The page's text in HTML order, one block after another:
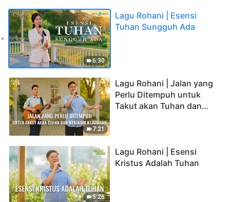
6:30
Lagu Rohani | Esensi
Tuhan Sungguh Ada
7:21
Lagu Rohani | Jalan yang
Perlu Ditempuh untuk
Takut akan Tuhan dan
5:26
Lagu Rohani | Esensi
Kristus Adalah Tuhan